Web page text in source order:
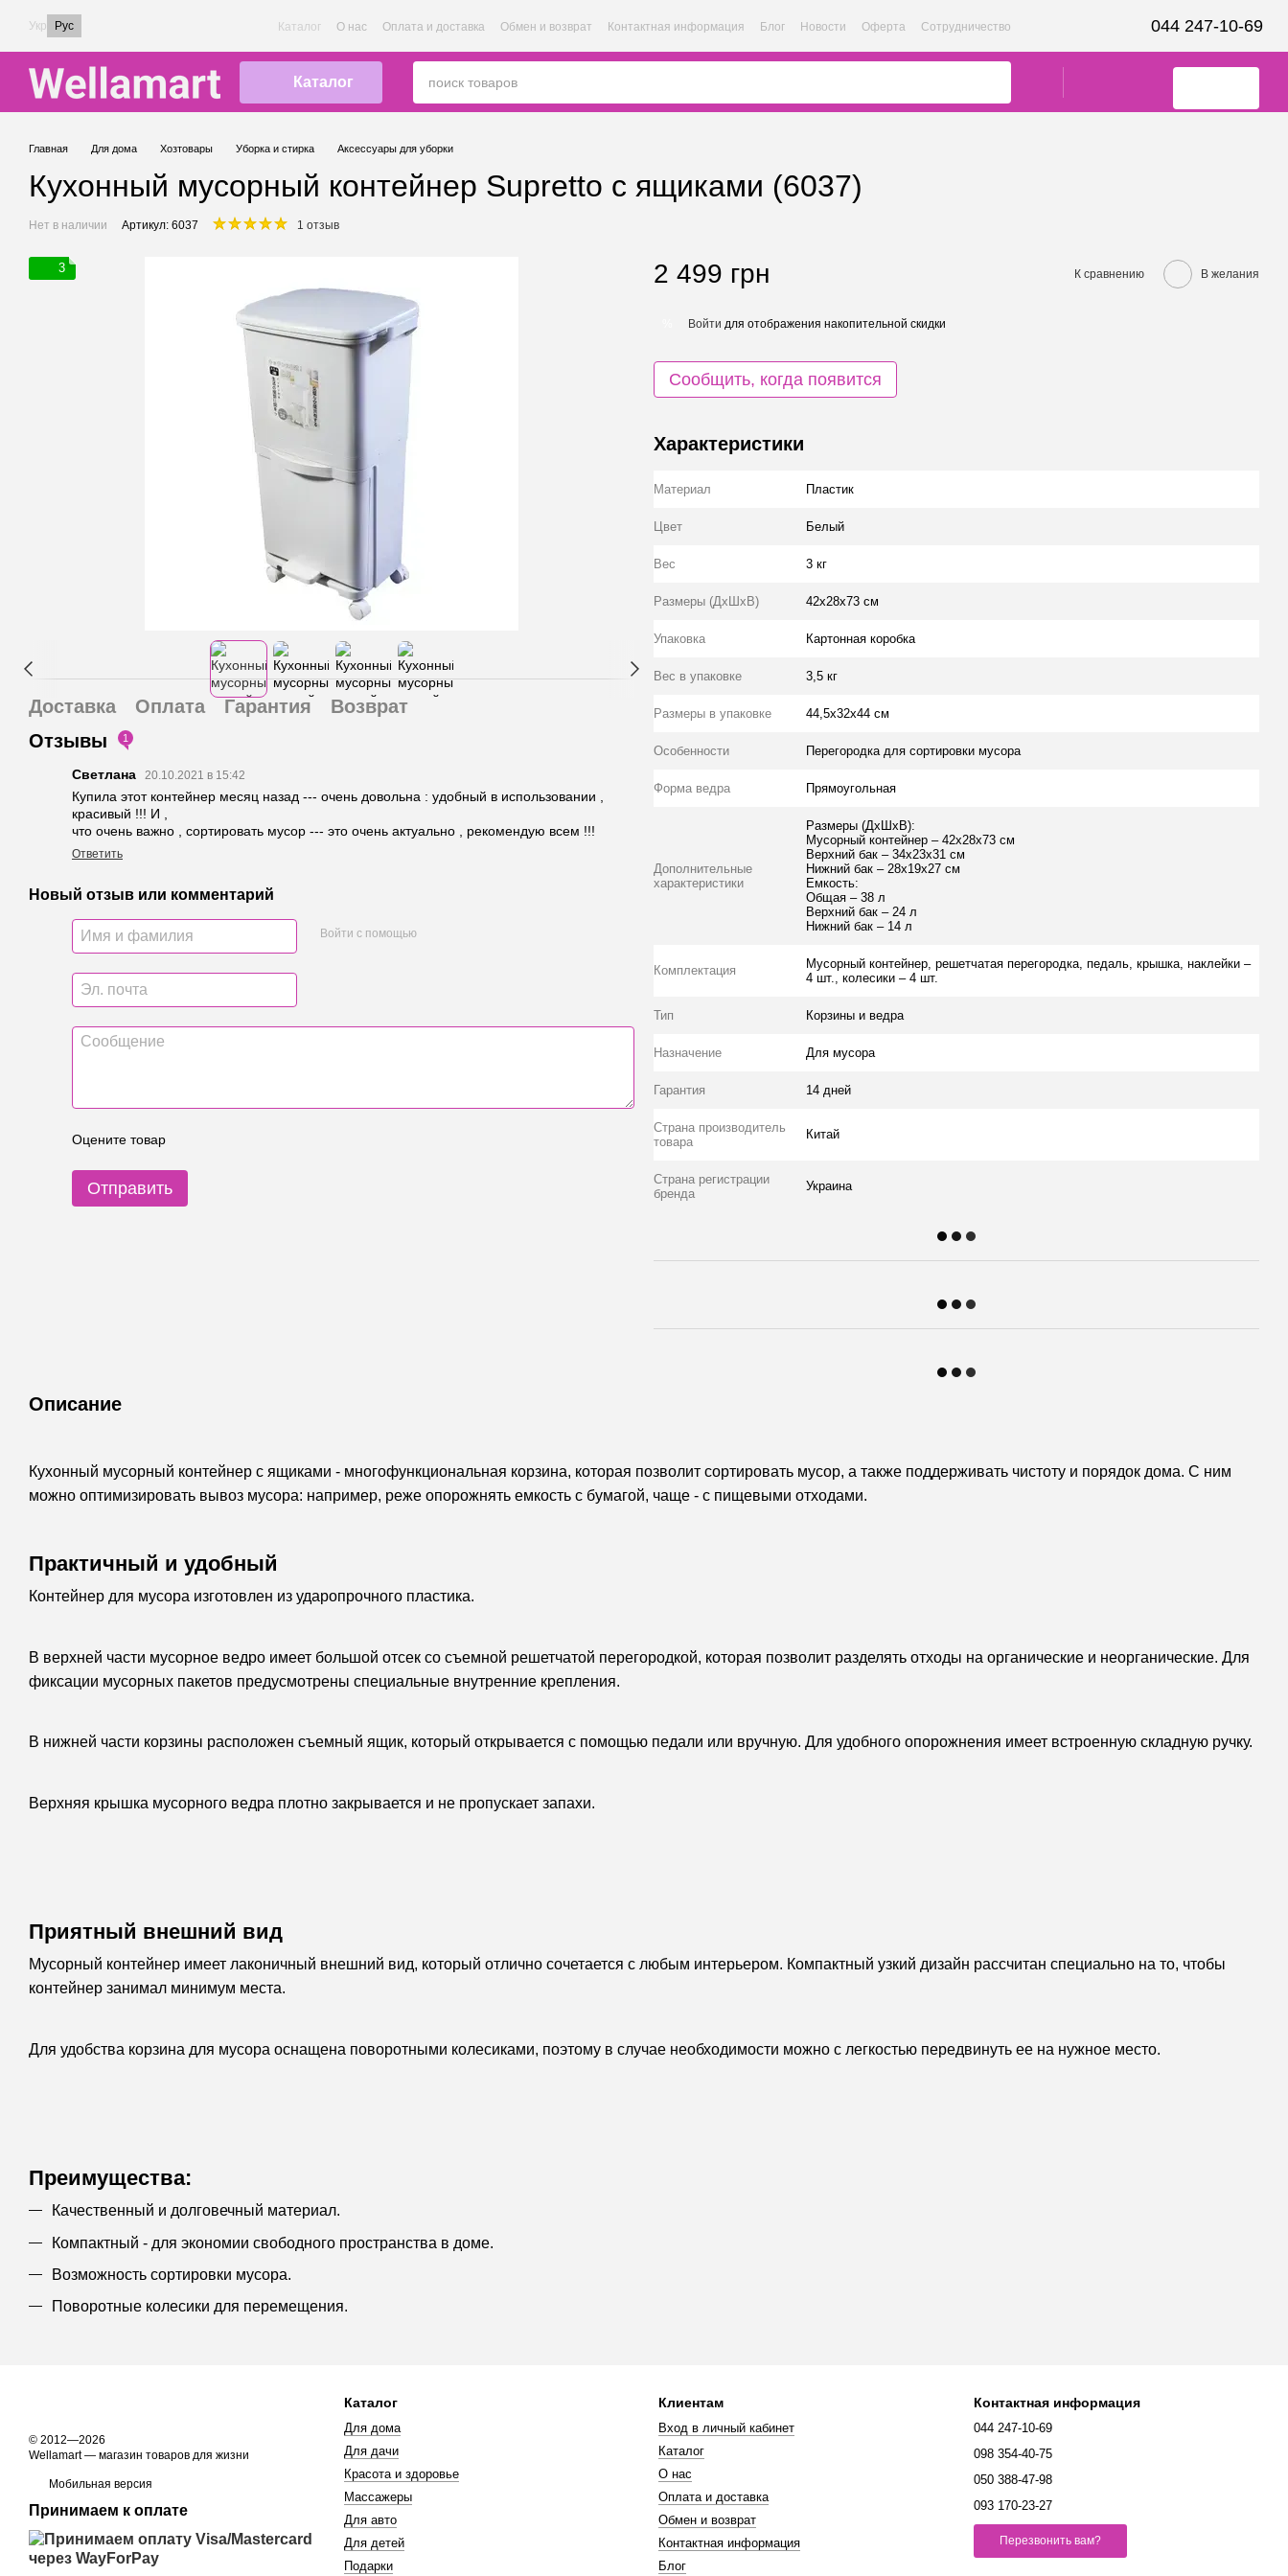
Перейти к основному контенту
Укр Рус Каталог О нас Оплата и доставка Обмен и возврат Контактная информация Блог Новости Оферта Сотрудничество 044 247-10-69
Каталог
Главная Для дома Хозтовары Уборка и стирка Аксессуары для уборки
Кухонный мусорный контейнер Supretto с ящиками (6037)
Нет в наличии Артикул: 6037 1 отзыв
3
Доставка Оплата Гарантия
Возврат
Отзывы
1
Светлана 20.10.2021 в 15:42
Купила этот контейнер месяц назад --- очень довольна : удобный в использовании ,
красивый !!! И ,
что очень важно , сортировать мусор --- это очень актуально , рекомендую всем !!!
Ответить
Новый отзыв или комментарий
Войти с помощью
Оцените товар
Отправить
2 499 грн К сравнению В желания
Войти для отображения накопительной скидки
Сообщить, когда появится
Характеристики
Материал Пластик
Цвет Белый
Вес 3 кг
Размеры (ДхШхВ) 42х28х73 см
Упаковка Картонная коробка
Вес в упаковке 3,5 кг
Размеры в упаковке 44,5х32х44 см
Особенности Перегородка для сортировки мусора
Форма ведра Прямоугольная
Дополнительные
характеристики
Размеры (ДхШхВ):
Мусорный контейнер – 42х28х73 см
Верхний бак – 34х23х31 см
Нижний бак – 28х19х27 см
Емкость:
Общая – 38 л
Верхний бак – 24 л
Нижний бак – 14 л
Комплектация
Мусорный контейнер, решетчатая перегородка, педаль, крышка, наклейки –
4 шт., колесики – 4 шт.
Тип Корзины и ведра
Назначение Для мусора
Гарантия 14 дней
Страна производитель
товара
Китай
Страна регистрации
бренда
Украина
Описание
Кухонный мусорный контейнер с ящиками - многофункциональная корзина, которая позволит сортировать мусор, а также поддерживать чистоту и порядок дома. С ним
можно оптимизировать вывоз мусора: например, реже опорожнять емкость с бумагой, чаще - с пищевыми отходами.
Практичный и удобный
Контейнер для мусора изготовлен из ударопрочного пластика.
В верхней части мусорное ведро имеет большой отсек со съемной решетчатой перегородкой, которая позволит разделять отходы на органические и неорганические. Для
фиксации мусорных пакетов предусмотрены специальные внутренние крепления.
В нижней части корзины расположен съемный ящик, который открывается с помощью педали или вручную. Для удобного опорожнения имеет встроенную складную ручку.
Верхняя крышка мусорного ведра плотно закрывается и не пропускает запахи.
Приятный внешний вид
Мусорный контейнер имеет лаконичный внешний вид, который отлично сочетается с любым интерьером. Компактный узкий дизайн рассчитан специально на то, чтобы
контейнер занимал минимум места.
Для удобства корзина для мусора оснащена поворотными колесиками, поэтому в случае необходимости можно с легкостью передвинуть ее на нужное место.
Преимущества:
Качественный и долговечный материал.
Компактный - для экономии свободного пространства в доме.
Возможность сортировки мусора.
Поворотные колесики для перемещения.
© 2012—2026
Wellamart — магазин товаров для жизни
Мобильная версия
Принимаем к оплате
Каталог
Для дома
Для дачи
Красота и здоровье
Массажеры
Для авто
Для детей
Подарки
Клиентам
Вход в личный кабинет
Каталог
О нас
Оплата и доставка
Обмен и возврат
Контактная информация
Блог
Контактная информация
044 247-10-69
098 354-40-75
050 388-47-98
093 170-23-27
Перезвонить вам?